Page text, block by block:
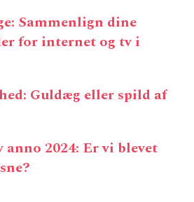
Sammenlign dine
for internet og tv i
Guldæg eller spild af
2024: Er vi blevet